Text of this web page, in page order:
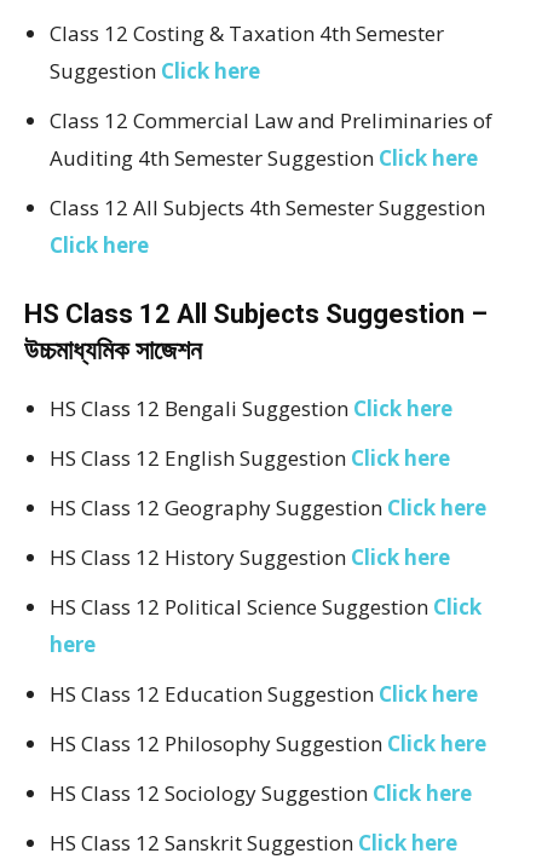
Class 12 Costing & Taxation 4th Semester
Suggestion Click here
Class 12 Commercial Law and Preliminaries of
Auditing 4th Semester Suggestion Click here
Class 12 All Subjects 4th Semester Suggestion
Click here
HS Class 12 All Subjects Suggestion –
উচ্চমাধ্যমিক সাজেশন
HS Class 12 Bengali Suggestion Click here
HS Class 12 English Suggestion Click here
HS Class 12 Geography Suggestion Click here
HS Class 12 History Suggestion Click here
HS Class 12 Political Science Suggestion Click
here
HS Class 12 Education Suggestion Click here
HS Class 12 Philosophy Suggestion Click here
HS Class 12 Sociology Suggestion Click here
HS Class 12 Sanskrit Suggestion Click here